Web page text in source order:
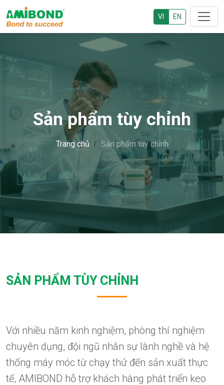
VI EN
Sản phẩm tùy chỉnh
Trang chủ Sản phẩm tùy chỉnh
SẢN PHẨM TÙY CHỈNH
Với nhiều năm kinh nghiệm, phòng thí nghiệm
chuyên dụng, đội ngũ nhân sự lành nghề và hệ
thống máy móc từ chạy thử đến sản xuất thực
tế, AMIBOND hỗ trợ khách hàng phát triển keo